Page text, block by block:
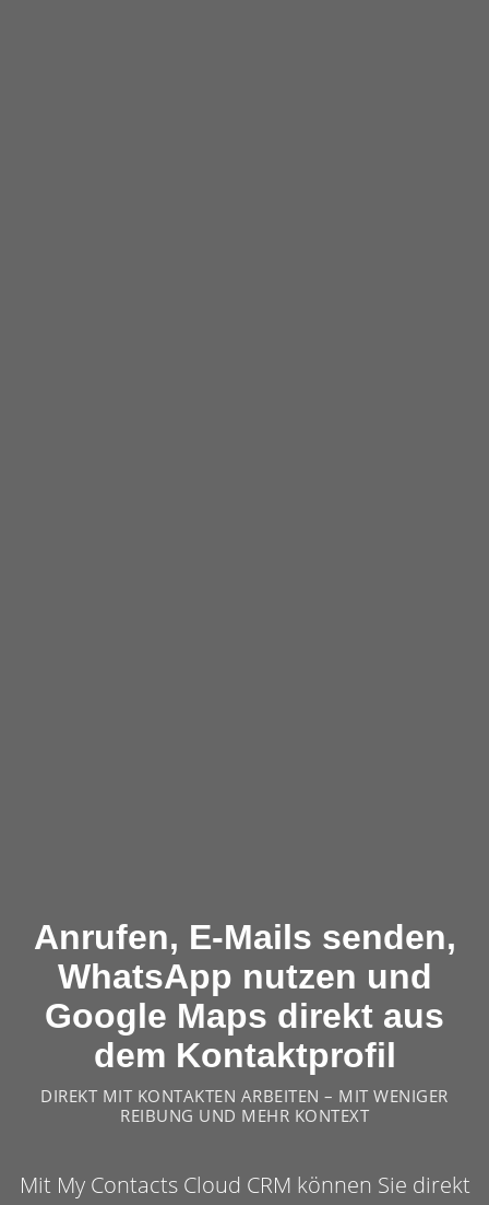
Anrufen, E-Mails senden,
WhatsApp nutzen und
Google Maps direkt aus
dem Kontaktprofil
DIREKT MIT KONTAKTEN ARBEITEN – MIT WENIGER
REIBUNG UND MEHR KONTEXT
Mit My Contacts Cloud CRM können Sie direkt